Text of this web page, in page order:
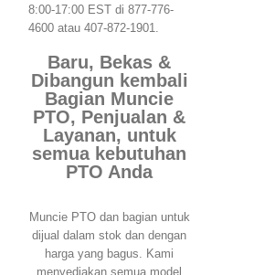
8:00-17:00 EST di 877-776-
4600 atau 407-872-1901.
Baru, Bekas &
Dibangun kembali
Bagian Muncie
PTO, Penjualan &
Layanan, untuk
semua kebutuhan
PTO Anda
Muncie PTO dan bagian untuk
dijual dalam stok dan dengan
harga yang bagus. Kami
menyediakan semua model